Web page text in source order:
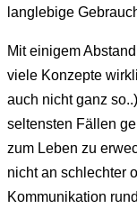
langlebige
Mit einigem
viele Konzepte
auch nicht ganz
seltensten Fällen
zum Leben zu
nicht an schlechter
Kommunikation